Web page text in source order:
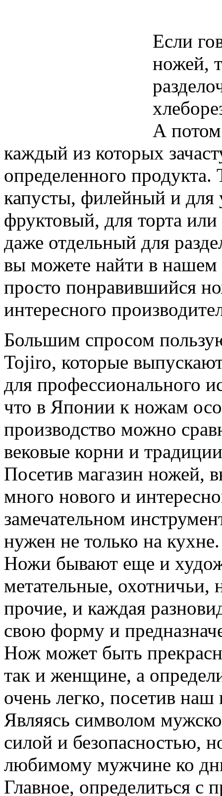
Если
ножей,
А потом
каждый из которых
определенного
капусты, филейный и для
фруктовый, для торта
даже отдельный для
вы можете найти в нашем
просто понравившийся
интересного
Большим спросом
Tojiro, которые
для профессионального
что в Японии к ножам
производство можно
вековые корни и
Посетив магазин ножей,
много нового и
замечательном
нужен не только на кухне.
Ножи бывают еще и
метательные, охотничьи,
прочие, и каждая
свою форму и
Нож может быть
так и женщине, а
очень легко, посетив
Являясь символом
силой и безопасностью,
любимому мужчине ко
Главное, определиться с